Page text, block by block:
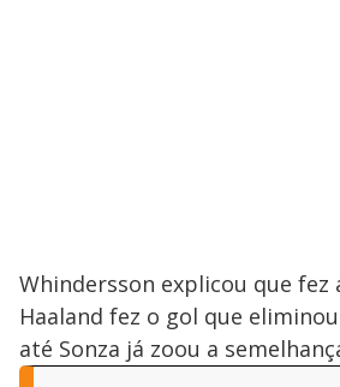
Whindersson explicou que fez
Haaland fez o gol que
até Sonza já zoou a